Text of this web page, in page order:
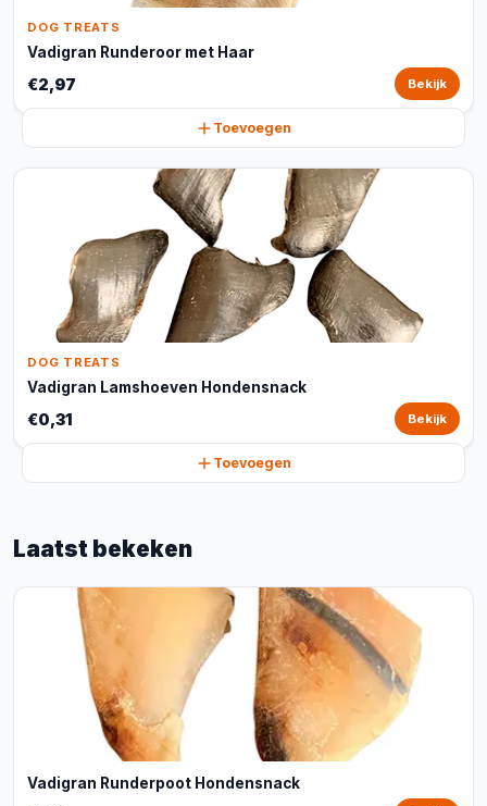
DOG TREATS
Vadigran Runderoor met Haar
€2,97 Bekijk
Toevoegen
DOG TREATS
Vadigran Lamshoeven Hondensnack
€0,31 Bekijk
Toevoegen
Laatst bekeken
Vadigran Runderpoot Hondensnack